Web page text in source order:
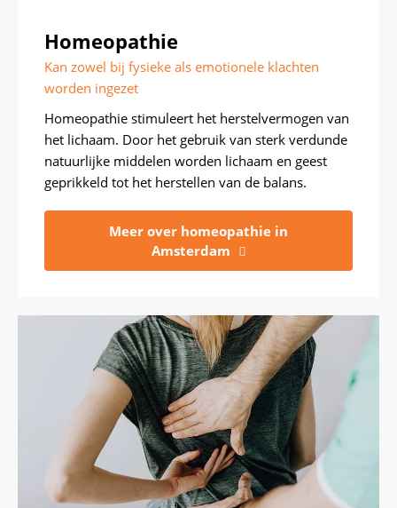
Homeopathie
Kan zowel bij fysieke als emotionele klachten
worden ingezet
Homeopathie stimuleert het herstelvermogen van
het lichaam. Door het gebruik van sterk verdunde
natuurlijke middelen worden lichaam en geest
geprikkeld tot het herstellen van de balans.
Meer over homeopathie in
Amsterdam